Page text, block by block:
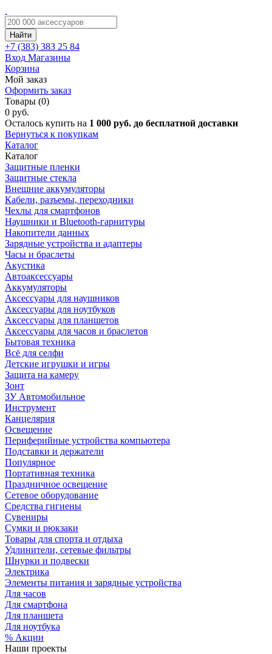
Найти
+7 (383) 383 25 84
Вход Магазины
Корзина
Мой заказ
Оформить заказ
Товары (0)
0 руб.
Осталось купить на 1 000 руб. до бесплатной доставки
Вернуться к покупкам
Каталог
Каталог
Защитные пленки
Защитные стекла
Внешние аккумуляторы
Кабели, разъемы, переходники
Чехлы для смартфонов
Наушники и Bluetooth-гарнитуры
Накопители данных
Зарядные устройства и адаптеры
Часы и браслеты
Акустика
Автоаксессуары
Аккумуляторы
Аксессуары для наушников
Аксессуары для ноутбуков
Аксессуары для планшетов
Аксессуары для часов и браслетов
Бытовая техника
Всё для селфи
Детские игрушки и игры
Защита на камеру
Зонт
ЗУ Автомобильное
Инструмент
Канцелярия
Освещение
Периферийные устройства компьютера
Подставки и держатели
Популярное
Портативная техника
Праздничное освещение
Сетевое оборудование
Средства гигиены
Сувениры
Сумки и рюкзаки
Товары для спорта и отдыха
Удлинители, сетевые фильтры
Шнурки и подвески
Электрика
Элементы питания и зарядные устройства
Для часов
Для смартфона
Для планшета
Для ноутбука
% Акции
Наши проекты